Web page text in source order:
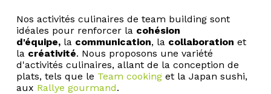
Nos activités culinaires de team building sont
idéales pour renforcer la cohésion
d'équipe, la communication, la collaboration et
la créativité. Nous proposons une variété
d'activités culinaires, allant de la conception de
plats, tels que le Team cooking et la Japan sushi,
aux Rallye gourmand.